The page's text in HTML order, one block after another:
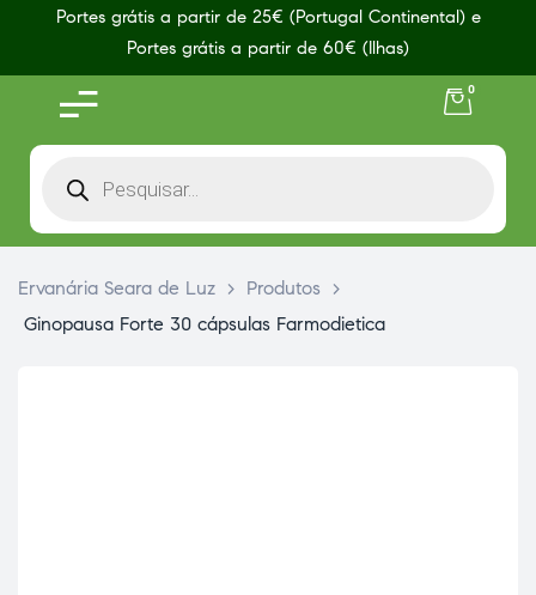
Portes grátis a partir de 25€ (Portugal Continental) e
Portes grátis a partir de 60€ (Ilhas)
0
Ervanária Seara de Luz > Produtos
>
Ginopausa Forte 30 cápsulas Farmodietica